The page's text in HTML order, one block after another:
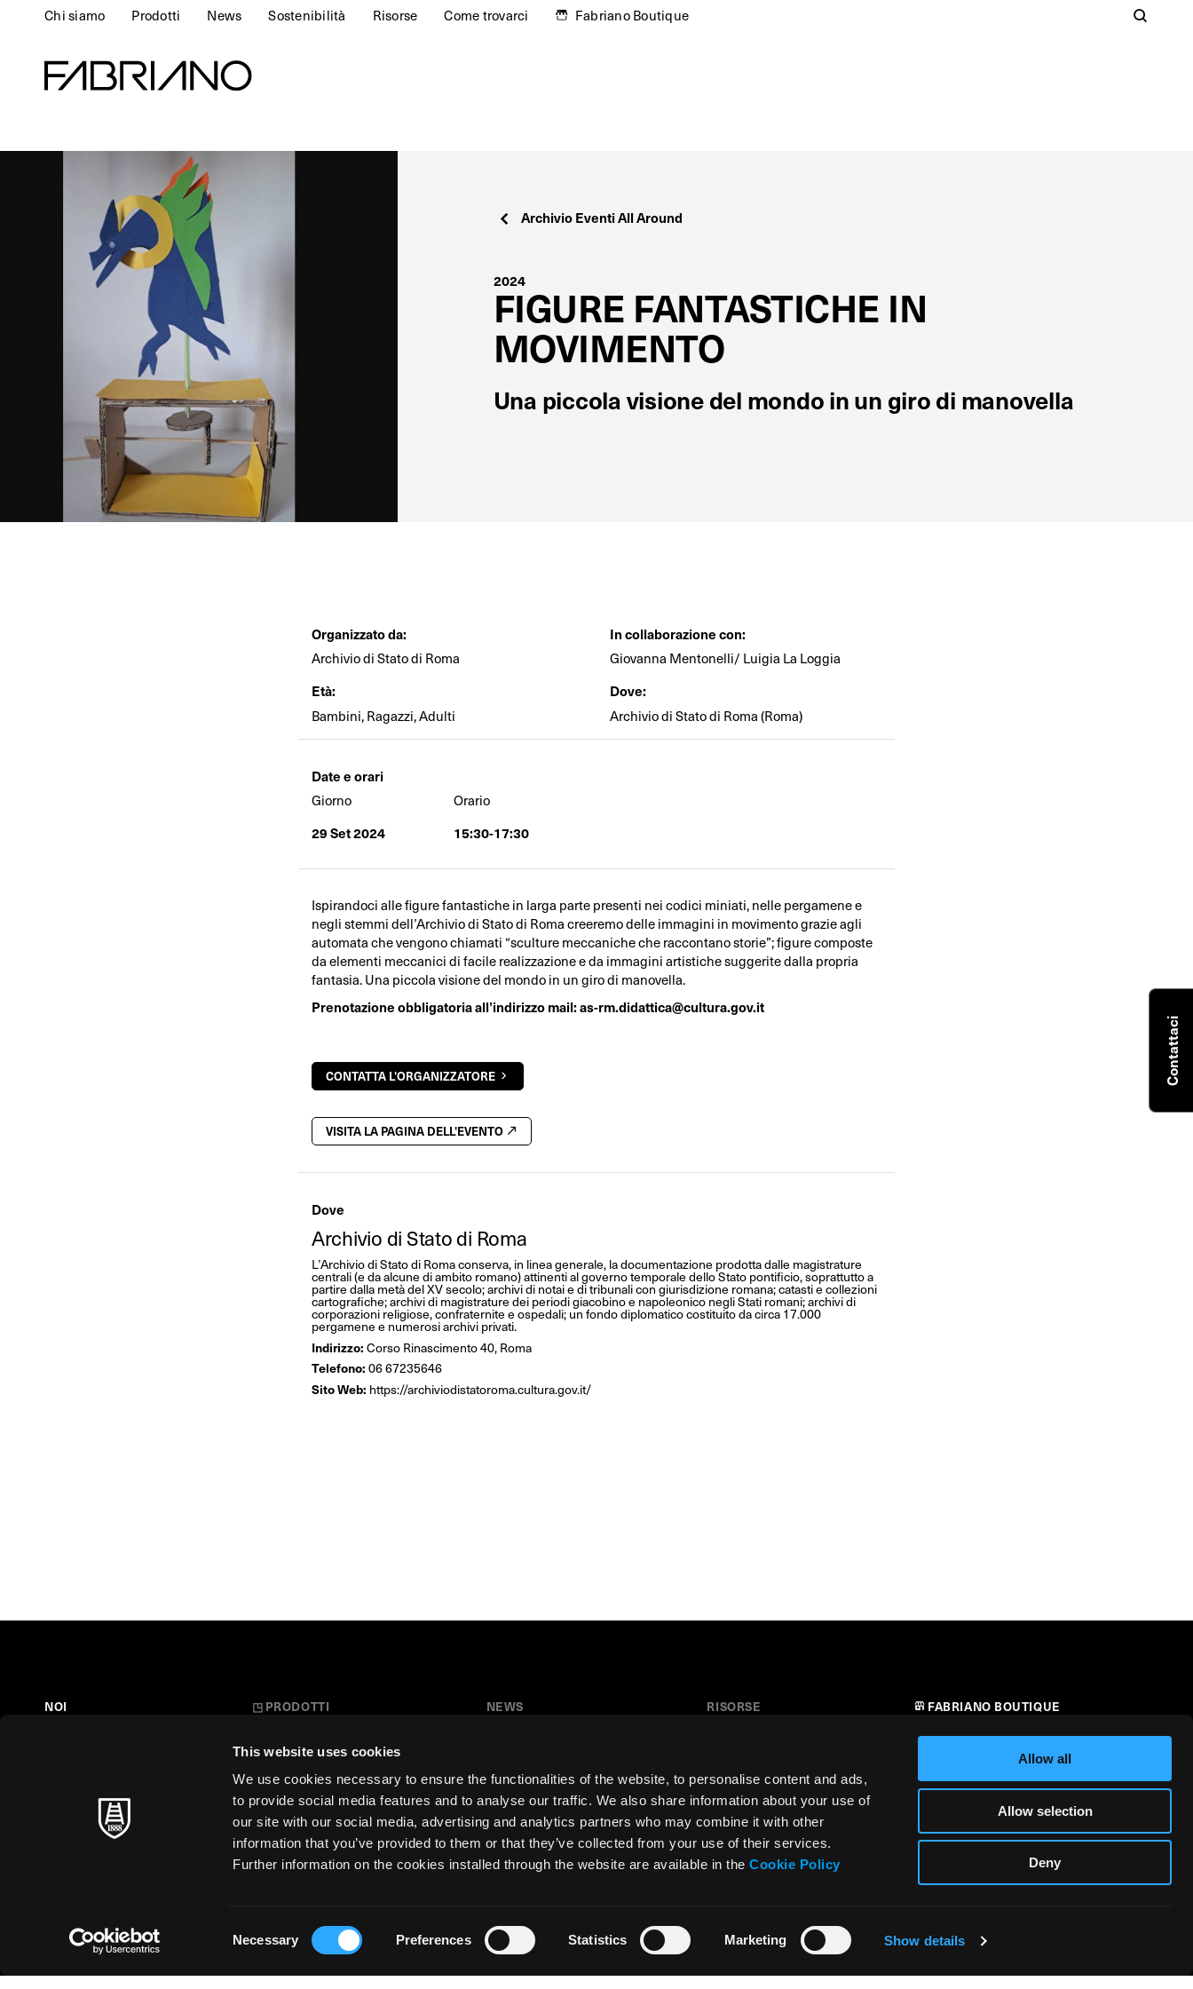
This website uses cookies
We use cookies necessary to ensure the functionalities of the website, to personalise content and ads,
to provide social media features and to analyse our traffic. We also share information about your use of
our site with our social media, advertising and analytics partners who may combine it with other
information that you’ve provided to them or that they’ve collected from your use of their services.
Further information on the cookies installed through the website are available in theCookie Policy
Necessary Preferences Statistics Marketing Show details
Allow all
Allow selection
Deny
Chi siamo Prodotti News Sostenibilità Risorse Come trovarci Fabriano Boutique
Archivio Eventi All Around
2024
FIGURE FANTASTICHE IN
MOVIMENTO
Una piccola visione del mondo in un giro di manovella
Organizzato da:
Archivio di Stato di Roma
In collaborazione con:
Giovanna Mentonelli/ Luigia La Loggia
Età:
Bambini, Ragazzi, Adulti
Dove:
Archivio di Stato di Roma (Roma)
Date e orari
Giorno Orario
29 Set 2024 15:30-17:30
Ispirandoci alle figure fantastiche in larga parte presenti nei codici miniati, nelle pergamene e
negli stemmi dell’Archivio di Stato di Roma creeremo delle immagini in movimento grazie agli
automata che vengono chiamati “sculture meccaniche che raccontano storie”; figure composte
da elementi meccanici di facile realizzazione e da immagini artistiche suggerite dalla propria
fantasia. Una piccola visione del mondo in un giro di manovella.
Prenotazione obbligatoria all’indirizzo mail:as-rm.didattica@cultura.gov.it
CONTATTA L'ORGANIZZATORE
VISITA LA PAGINA DELL'EVENTO
Dove
Archivio di Stato di Roma
L’Archivio di Stato di Roma conserva, in linea generale, la documentazione prodotta dalle magistrature
centrali (e da alcune di ambito romano) attinenti al governo temporale dello Stato pontificio, soprattutto a
partire dalla metà del XV secolo; archivi di notai e di tribunali con giurisdizione romana; catasti e collezioni
cartografiche; archivi di magistrature dei periodi giacobino e napoleonico negli Stati romani; archivi di
corporazioni religiose, confraternite e ospedali; un fondo diplomatico costituito da circa 17.000
pergamene e numerosi archivi privati.
Indirizzo: Corso Rinascimento 40, Roma
Telefono: 06 67235646
Sito Web: https://archiviodistatoroma.cultura.gov.it/
Contattaci
NOI
MAESTRI SENZA TEMPO
◳ PRODOTTI
Carte Creative
Cartoleria
Stampa d'Arte
NEWS
Collaborazioni
Festival del Disegno
Residenza d’artista
RISORSE
Download
Area insegnanti
FABRIANO BOUTIQUE
RIVENDITORI
SICUREZZA DEI PRODOTTI –